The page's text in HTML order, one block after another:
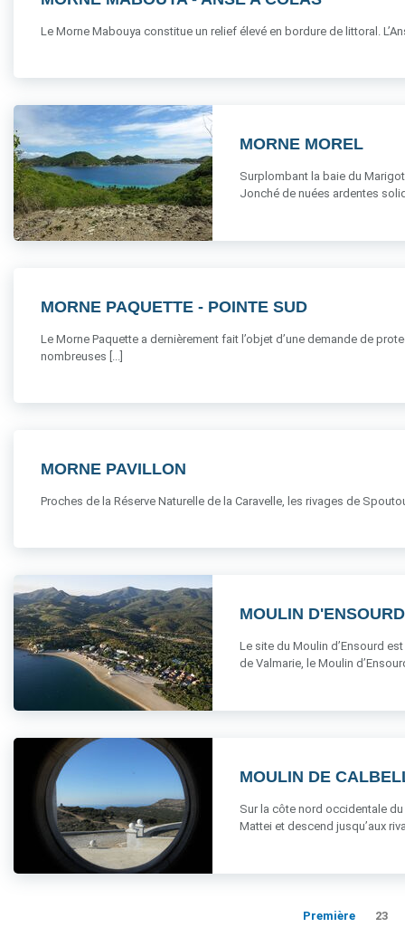
Le Morne Mabouya constitue un relief élevé en bordure de littoral.
MORNE MOREL
Surplombant la baie du
Jonché de nuées ardentes
MORNE PAQUETTE - POINTE SUD
Le Morne Paquette a dernièrement fait l’objet d’une demande de
nombreuses [...]
MORNE PAVILLON
Proches de la Réserve Naturelle de la Caravelle, les rivages de
MOULIN D'ENSOURD
Le site du Moulin d’Ensourd
de Valmarie, le Moulin
MOULIN DE
Sur la côte nord occidentale du
Mattei et descend jusqu’aux
Première 23